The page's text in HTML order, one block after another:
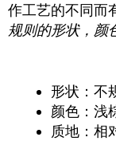
作工艺的不同而
规则的形状，颜
形状：不
颜色：浅
质地：相